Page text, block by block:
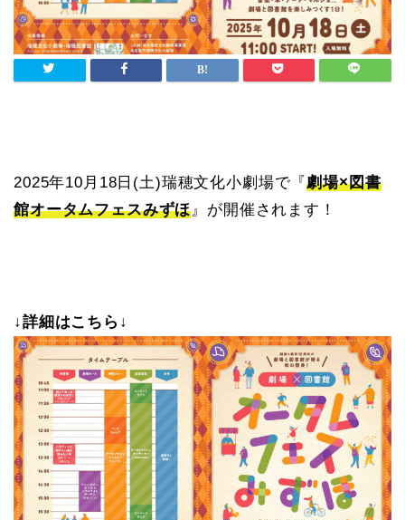
2025年10月18日(土)瑞穂文化小劇場で『劇場×図書
館オータムフェスみずほ』が開催されます！
↓詳細はこちら↓